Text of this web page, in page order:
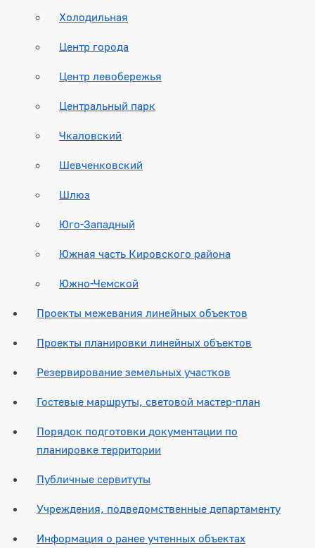
Холодильная
Центр города
Центр левобережья
Центральный парк
Чкаловский
Шевченковский
Шлюз
Юго-Западный
Южная часть Кировского района
Южно-Чемской
Проекты межевания линейных объектов
Проекты планировки линейных объектов
Резервирование земельных участков
Гостевые маршруты, световой мастер-план
Порядок подготовки документации по
планировке территории
Публичные сервитуты
Учреждения, подведомственные департаменту
Информация о ранее учтенных объектах